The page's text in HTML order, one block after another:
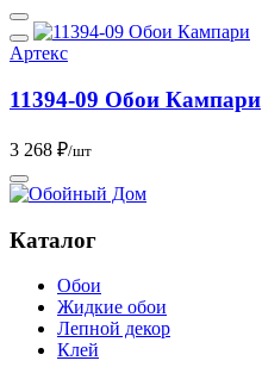
Артекс
11394-09 Обои Кампари
3 268 ₽/шт
Каталог
Обои
Жидкие обои
Лепной декор
Клей